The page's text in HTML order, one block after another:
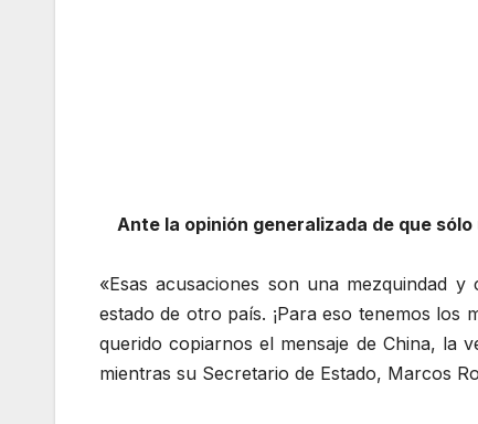
Ante la opinión generalizada de que
«Esas acusaciones son una mezquindad
estado de otro país. ¡Para eso tenemos los
querido copiarnos el mensaje de China, la
mientras su Secretario de Estado, Marcos